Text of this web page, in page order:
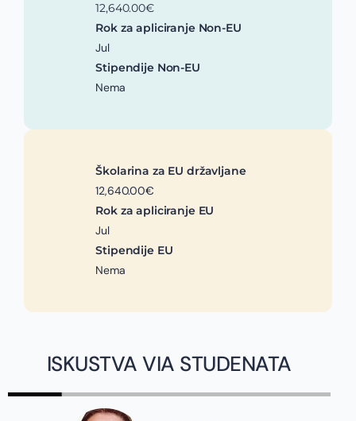
12,640.00€
Rok za apliciranje Non-EU
Jul
Stipendije Non-EU
Nema
Školarina za EU državljane
12,640.00€
Rok za apliciranje EU
Jul
Stipendije EU
Nema
ISKUSTVA VIA STUDENATA